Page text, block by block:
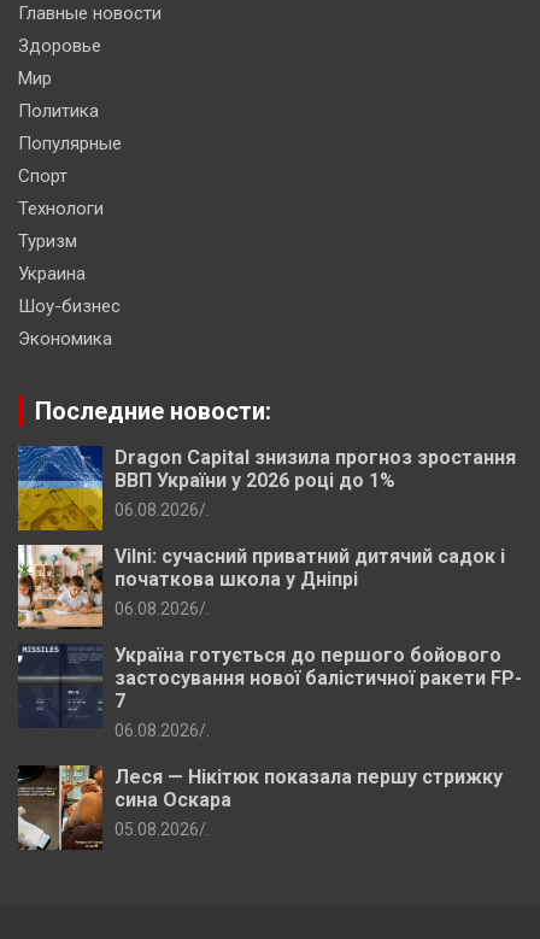
Главные новости
Здоровье
Мир
Политика
Популярные
Спорт
Технологи
Туризм
Украина
Шоу-бизнес
Экономика
Последние новости:
Dragon Capital знизила прогноз зростання
ВВП України у 2026 році до 1%
06.08.2026
Vilni: сучасний приватний дитячий садок і
початкова школа у Дніпрі
06.08.2026
Україна готується до першого бойового
застосування нової балістичної ракети FP-
7
06.08.2026
Леся — Нікітюк показала першу стрижку
сина Оскара
05.08.2026